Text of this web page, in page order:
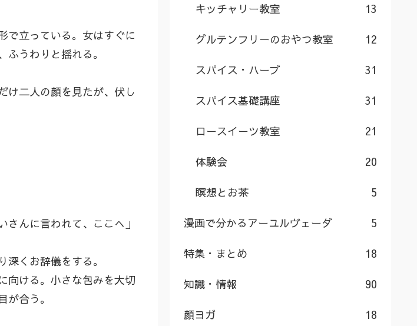
で立っている。女はすぐに
うわりと揺れる。
け二人の顔を見たが、伏し
さんに言われて、ここへ」
くお辞儀をする。
向ける。小さな包みを大切
合う。
キッチャリー教室 13
グルテンフリーのおやつ教室 12
スパイス・ハーブ 31
スパイス基礎講座 31
ロースイーツ教室 21
体験会 20
瞑想とお茶 5
漫画で分かるアーユルヴェーダ 5
特集・まとめ 18
知識・情報 90
顔ヨガ 18